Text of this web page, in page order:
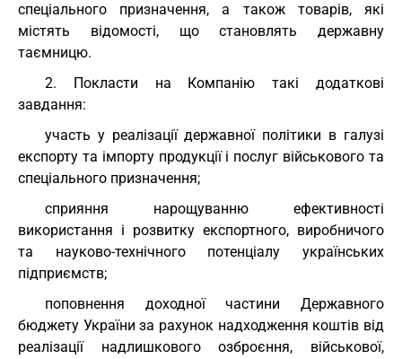
спеціального призначення, а також товарів, які
містять відомості, що становлять державну
таємницю.
2. Покласти на Компанію такі додаткові
завдання:
участь у реалізації державної політики в галузі
експорту та імпорту продукції і послуг військового та
спеціального призначення;
сприяння нарощуванню ефективності
використання і розвитку експортного, виробничого
та науково-технічного потенціалу українських
підприємств;
поповнення доходної частини Державного
бюджету України за рахунок надходження коштів від
реалізації надлишкового озброєння, військової,